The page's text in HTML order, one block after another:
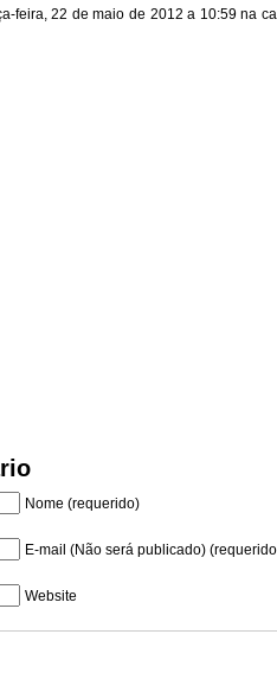
feira, 22 de maio de 2012 a 10:59 na
Nome (requerido)
E-mail (Não será publicado)
Website